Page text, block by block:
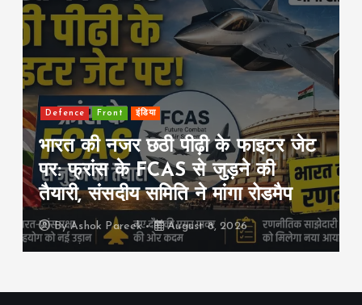
Defence Front इंडिया
भारत की नजर छठी पीढ़ी के फाइटर जेट
पर: फ्रांस के FCAS से जुड़ने की
तैयारी, संसदीय समिति ने मांगा रोडमैप
ByAshok Pareek August 8, 2026